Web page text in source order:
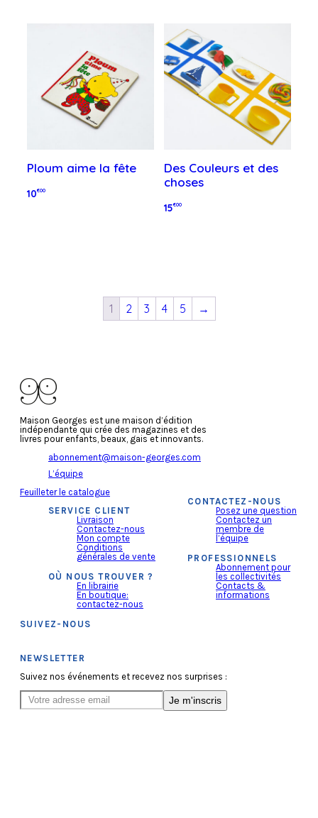
Ploum aime la fête
10€00
Des Couleurs et des
choses
15€00
1 2 3 4 5 →
Maison Georges est une maison d’édition
indépendante qui crée des magazines et des
livres pour enfants, beaux, gais et innovants.
abonnement@maison-georges.com
L’équipe
Feuilleter le catalogue
SERVICE CLIENT
Livraison
Contactez-nous
Mon compte
Conditions
générales de vente
OÙ NOUS TROUVER ?
En librairie
En boutique:
contactez-nous
CONTACTEZ-NOUS
Posez une question
Contactez un
membre de
l’équipe
PROFESSIONNELS
Abonnement pour
les collectivités
Contacts &
informations
SUIVEZ-NOUS
NEWSLETTER
Suivez nos événements et recevez nos surprises :
Je m'inscris